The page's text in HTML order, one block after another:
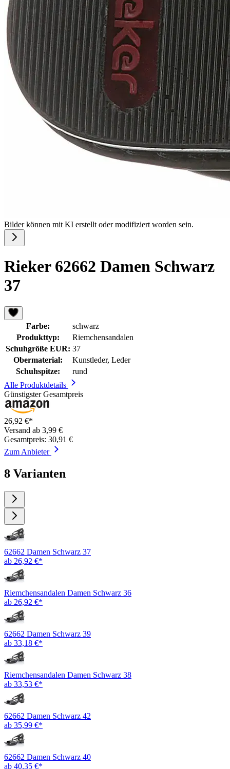
Bilder können mit KI erstellt oder modifiziert worden sein.
Rieker 62662 Damen Schwarz
37
Farbe:
schwarz
Produkttyp:
Riemchensandalen
Schuhgröße EUR: 37
Obermaterial:
Kunstleder, Leder
Schuhspitze:
rund
Alle Produktdetails
Günstigster Gesamtpreis
26,92 €*
Versand ab 3,99 €
Gesamtpreis: 30,91 €
Zum Anbieter
8 Varianten
62662 Damen Schwarz 37
ab 26,92 €*
Riemchensandalen Damen Schwarz 36
ab 26,92 €*
62662 Damen Schwarz 39
ab 33,18 €*
Riemchensandalen Damen Schwarz 38
ab 33,53 €*
62662 Damen Schwarz 42
ab 35,99 €*
62662 Damen Schwarz 40
ab 40,35 €*